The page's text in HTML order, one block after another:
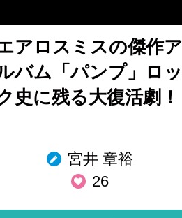
アロスミスの傑作ア
バム「パンプ」ロッ
史に残る大復活劇！
宮井 章裕
26